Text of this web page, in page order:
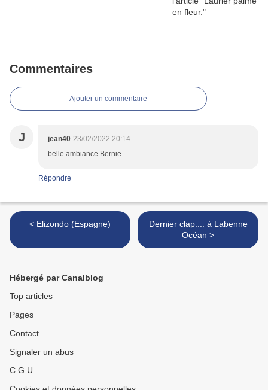
Commentaires
Ajouter un commentaire
J jean40 23/02/2022 20:14
belle ambiance Bernie
Répondre
< Elizondo (Espagne)
Dernier clap.... à Labenne
Océan >
Hébergé par Canalblog
Top articles
Pages
Contact
Signaler un abus
C.G.U.